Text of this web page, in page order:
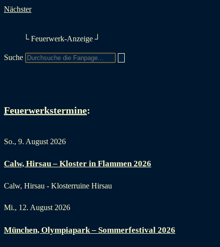
Nächster
└ Feuerwerk-Anzeige ┘
Suche
Feuerwerkstermine:
So., 9. August 2026
Calw, Hirsau – Kloster in Flammen 2026
Calw, Hirsau - Klosterruine Hirsau
Mi., 12. August 2026
München, Olympiapark – Sommerfestival 2026